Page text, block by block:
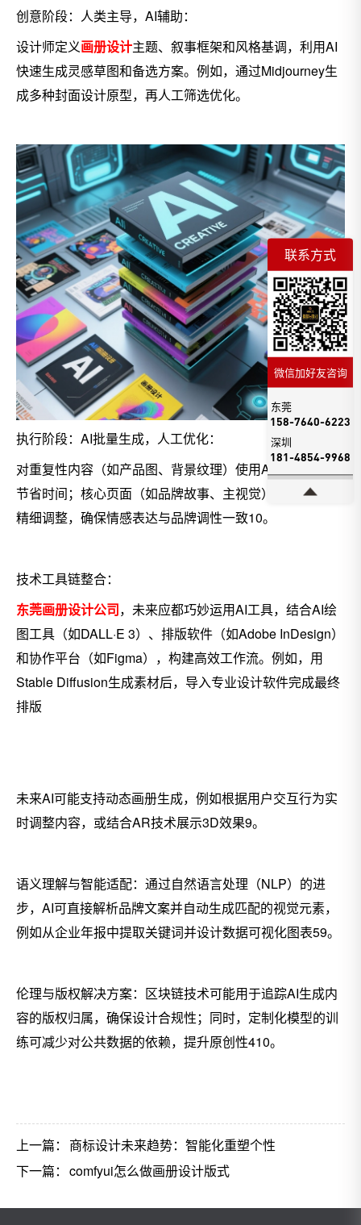
创意阶段：人类主导，AI辅助：
设计师定义画册设计主题、叙事框架和风格基调，利用AI
快速生成灵感草图和备选方案。例如，通过Midjourney生
成多种封面设计原型，再人工筛选优化。
执行阶段：AI批量生成，人工优化：
对重复性内容（如产品图、背景纹理）使用AI批量生成，
节省时间；核心页面（如品牌故事、主视觉）则由设计师
精细调整，确保情感表达与品牌调性一致10。
技术工具链整合：
东莞画册设计公司，未来应都巧妙运用AI工具，结合AI绘
图工具（如DALL·E 3）、排版软件（如Adobe InDesign）
和协作平台（如Figma），构建高效工作流。例如，用
Stable Diffusion生成素材后，导入专业设计软件完成最终
排版
未来AI可能支持动态画册生成，例如根据用户交互行为实
时调整内容，或结合AR技术展示3D效果9。
语义理解与智能适配：通过自然语言处理（NLP）的进
步，AI可直接解析品牌文案并自动生成匹配的视觉元素，
例如从企业年报中提取关键词并设计数据可视化图表59。
伦理与版权解决方案：区块链技术可能用于追踪AI生成内
容的版权归属，确保设计合规性；同时，定制化模型的训
练可减少对公共数据的依赖，提升原创性410。
上一篇：
商标设计未来趋势：智能化重塑个性
下一篇： comfyui怎么做画册设计版式
联系方式
微信加好友咨询
东莞
158-7640-6223
深圳
181-4854-9968